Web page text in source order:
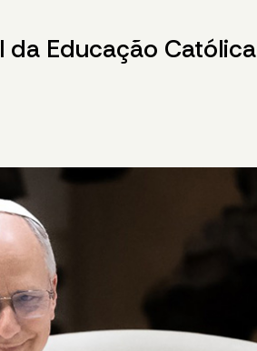
Educação Católica